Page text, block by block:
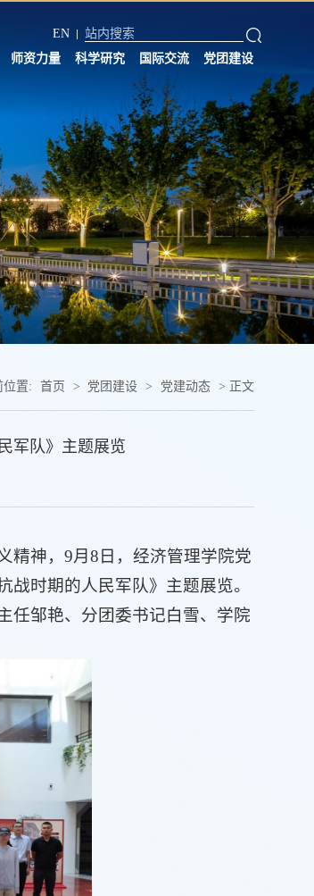
EN
师资力量 科学研究 国际交流 党团建设
位置: 首页 > 党团建设 > 党建动态 > 正文
军队》主题展览
精神，9月8日，经济管理学院党
时期的人民军队》主题展览。
任邹艳、分团委书记白雪、学院